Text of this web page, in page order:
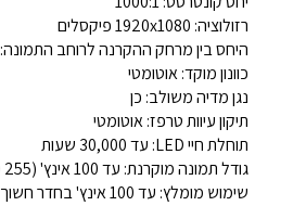
רזולוציה: ‎1920x1080‎ פיקסלים
היחס בין מרחק ההקרנה לרוחב התמונה: ‎1.25:1‎
כוונון מוקד: אוטומטי
נגן מדיה משולב: כן
תיקון עיוות טרפז: אוטומטי
תוחלת חיי LED: עד ‎30,000‎ שעות
גודל תמונה מוקרנת: עד ‎100‎ אינץ' ‎(255 ס"מ)‎
שימוש מומלץ: עד ‎100‎ אינץ' בחדר חשוך